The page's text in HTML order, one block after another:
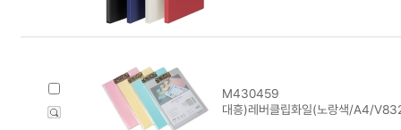
M430459
대흥)레버클립화일(노랑색/A4/